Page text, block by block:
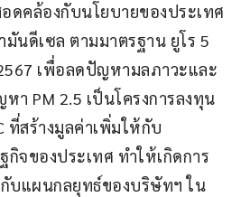
อดคล้องกับนโยบายของประเทศ
นดีเซล ตามมาตรฐาน ยูโร 5
เพื่อลดปัญหามลภาวะและ
า PM 2.5 เป็นโครงการลงทุน
สร้างมูลค่าเพิ่มให้กับ
จของประเทศ ทำให้เกิดการ
บแผนกลยุทธ์ของบริษัทฯ ใน